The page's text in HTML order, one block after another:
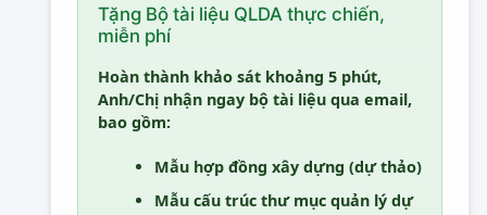
Tặng Bộ tài liệu QLDA thực chiến,
miễn phí
Hoàn thành khảo sát khoảng 5 phút,
Anh/Chị nhận ngay bộ tài liệu qua email,
bao gồm:
Mẫu hợp đồng xây dựng (dự thảo)
Mẫu cấu trúc thư mục quản lý dự